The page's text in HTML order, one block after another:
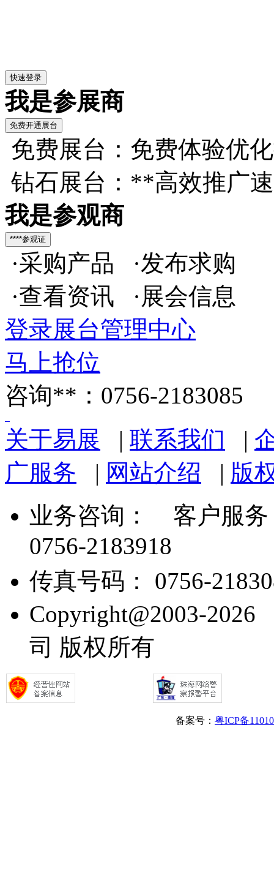
我是参展商
免费展台：免费体验优
钻石展台：**高效推广
我是参观商
·采购产品 ·发布求购
·查看资讯 ·展会信息
登录展台管理中心
马上抢位
咨询**：0756-2183085
关于易展 | 联系我们 |
广服务 | 网站介绍 | 版
业务咨询：
客户服务
0756-2183918
传真号码： 0756-
Copyright@2003-
司 版权所有
备案号： 粤ICP备